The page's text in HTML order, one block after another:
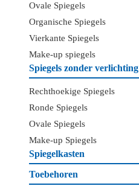
Ovale Spiegels
Organische Spiegels
Vierkante Spiegels
Make-up spiegels
Spiegels zonder verlichting
Rechthoekige Spiegels
Ronde Spiegels
Ovale Spiegels
Make-up Spiegels
Spiegelkasten
Toebehoren